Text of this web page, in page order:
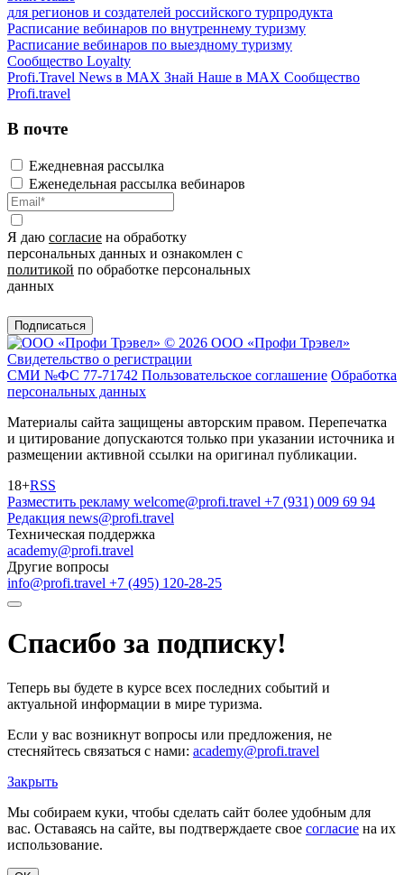
для регионов и создателей российского турпродукта
Расписание вебинаров по внутреннему туризму
Расписание вебинаров по выездному туризму
Сообщество Loyalty
Profi.Travel News в MAX Знай Наше в MAX Сообщество
Profi.travel
В почте
Ежедневная рассылка
Еженедельная рассылка вебинаров
Я даю согласие на обработку
персональных данных и ознакомлен с
политикой по обработке персональных
данных
Подписаться
© 2026 ООО «Профи Трэвeл»
Свидетельство о регистрации
СМИ №ФС 77-71742 Пользовательское соглашение Обработка
персональных данных
Материалы сайта защищены авторским правом. Перепечатка
и цитирование допускаются только при указании источника и
размещении активной ссылки на оригинал публикации.
18+RSS
Разместить рекламу welcome@profi.travel +7 (931) 009 69 94
Редакция news@profi.travel
Техническая поддержка
academy@profi.travel
Другие вопросы
info@profi.travel +7 (495) 120-28-25
Спасибо за подписку!
Теперь вы будете в курсе всех последних событий и
актуальной информации в мире туризма.
Если у вас возникнут вопросы или предложения, не
стесняйтесь связаться с нами: academy@profi.travel
Закрыть
Мы собираем куки, чтобы сделать сайт более удобным для
вас. Оставаясь на сайте, вы подтверждаете свое согласие на их
использование.